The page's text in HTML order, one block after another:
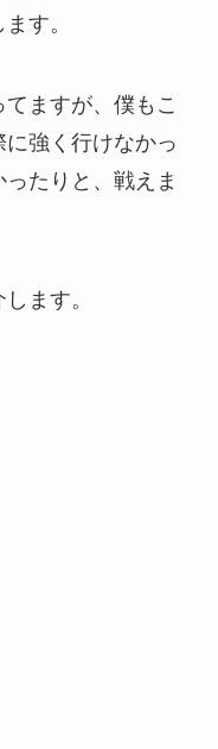
す。
ますが、僕もこ
強く行けなかっ
たりと、戦えま
ます。